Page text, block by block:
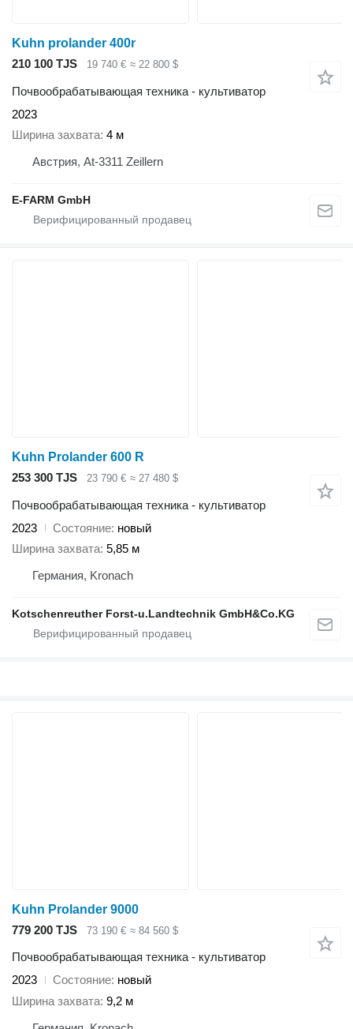
Kuhn prolander 400r
210 100 TJS
19 740 € ≈ 22 800 $
Почвообрабатывающая техника - культиватор
2023
Ширина захвата 4 м
Австрия, At-3311 Zeillern
E-FARM GmbH
Kuhn Prolander 600 R
253 300 TJS
23 790 € ≈ 27 480 $
Почвообрабатывающая техника - культиватор
2023
Состояние новый
Ширина захвата 5,85 м
Германия, Kronach
Kotschenreuther Forst-u.Landtechnik GmbH&Co.KG
Kuhn Prolander 9000
779 200 TJS
73 190 € ≈ 84 560 $
Почвообрабатывающая техника - культиватор
2023
Состояние новый
Ширина захвата 9,2 м